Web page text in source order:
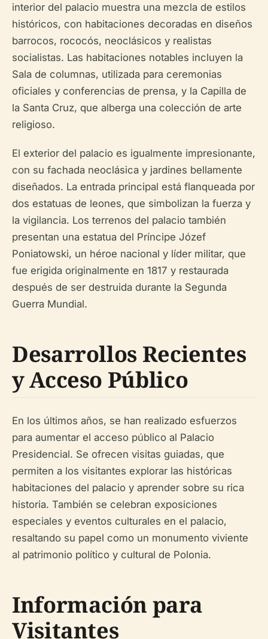
interior del palacio muestra una mezcla de estilos
históricos, con habitaciones decoradas en diseños
barrocos, rococós, neoclásicos y realistas
socialistas. Las habitaciones notables incluyen la
Sala de columnas, utilizada para ceremonias
oficiales y conferencias de prensa, y la Capilla de
la Santa Cruz, que alberga una colección de arte
religioso.
El exterior del palacio es igualmente impresionante,
con su fachada neoclásica y jardines bellamente
diseñados. La entrada principal está flanqueada por
dos estatuas de leones, que simbolizan la fuerza y
la vigilancia. Los terrenos del palacio también
presentan una estatua del Príncipe Józef
Poniatowski, un héroe nacional y líder militar, que
fue erigida originalmente en 1817 y restaurada
después de ser destruida durante la Segunda
Guerra Mundial.
Desarrollos Recientes
y Acceso Público
En los últimos años, se han realizado esfuerzos
para aumentar el acceso público al Palacio
Presidencial. Se ofrecen visitas guiadas, que
permiten a los visitantes explorar las históricas
habitaciones del palacio y aprender sobre su rica
historia. También se celebran exposiciones
especiales y eventos culturales en el palacio,
resaltando su papel como un monumento viviente
al patrimonio político y cultural de Polonia.
Información para
Visitantes